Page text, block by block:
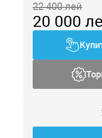
22 400лей
20 000